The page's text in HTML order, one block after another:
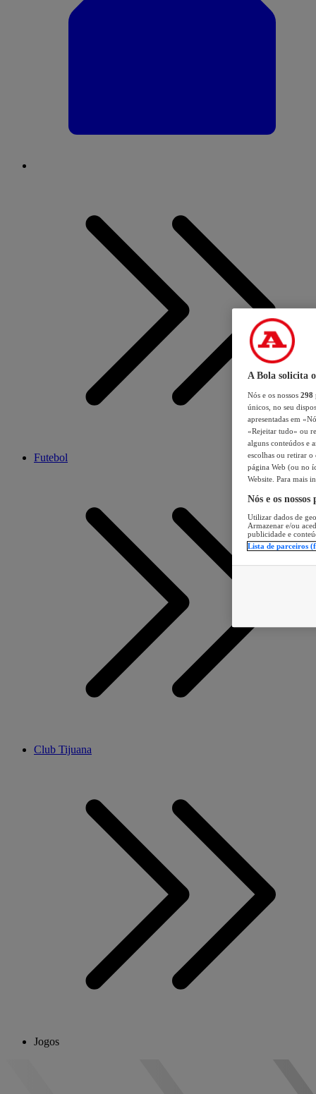
Futebol
Club Tijuana
Jogos
A Bola solicita
Nós e os nossos 298
únicos, no seu
apresentadas em
«Rejeitar tudo» ou
alguns conteúdos e
escolhas ou retirar
página Web (ou no
Website. Para mais
Nós e os
Utilizar dados de
Armazenar e/ou
publicidade e
Lista de parceiros